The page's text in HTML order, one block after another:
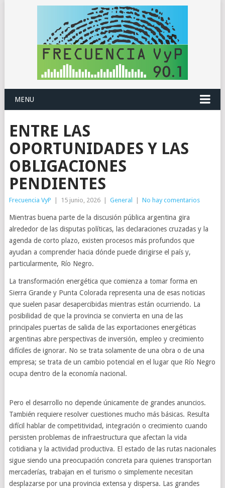
MENU
ENTRE LAS
OPORTUNIDADES Y LAS
OBLIGACIONES
PENDIENTES
Frecuencia VyP 15 junio, 2026 General No hay comentarios
Mientras buena parte de la discusión pública argentina gira
alrededor de las disputas políticas, las declaraciones cruzadas y la
agenda de corto plazo, existen procesos más profundos que
ayudan a comprender hacia dónde puede dirigirse el país y,
particularmente, Río Negro.
La transformación energética que comienza a tomar forma en
Sierra Grande y Punta Colorada representa una de esas noticias
que suelen pasar desapercibidas mientras están ocurriendo. La
posibilidad de que la provincia se convierta en una de las
principales puertas de salida de las exportaciones energéticas
argentinas abre perspectivas de inversión, empleo y crecimiento
difíciles de ignorar. No se trata solamente de una obra o de una
empresa; se trata de un cambio potencial en el lugar que Río Negro
ocupa dentro de la economía nacional.
Pero el desarrollo no depende únicamente de grandes anuncios.
También requiere resolver cuestiones mucho más básicas. Resulta
difícil hablar de competitividad, integración o crecimiento cuando
persisten problemas de infraestructura que afectan la vida
cotidiana y la actividad productiva. El estado de las rutas nacionales
sigue siendo una preocupación concreta para quienes transportan
mercaderías, trabajan en el turismo o simplemente necesitan
desplazarse por una provincia extensa y dispersa. Las grandes